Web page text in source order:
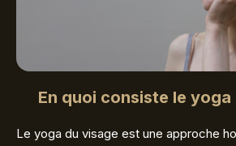
En quoi consiste le yoga
Le yoga du visage est une approche